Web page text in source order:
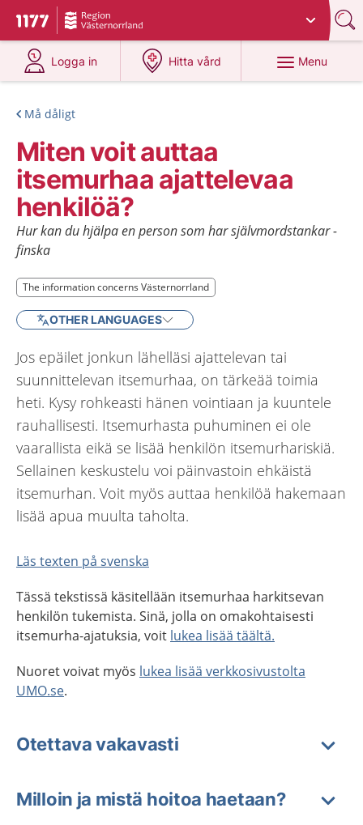
To start page for 1177
Du har valt region
Logga in
at 1177.se
Hitta vård
at 1177.se
Menu
Må dåligt
Miten voit auttaa
itsemurhaa ajattelevaa
henkilöä?
Hur kan du hjälpa en person som har självmordstankar -
finska
The information concerns Västernorrland
The information concerns Västernorrland
OTHER LANGUAGES
Jos epäilet jonkun lähelläsi ajattelevan tai
suunnittelevan itsemurhaa, on tärkeää toimia
heti. Kysy rohkeasti hänen vointiaan ja kuuntele
rauhallisesti. Itsemurhasta puhuminen ei ole
vaarallista eikä se lisää henkilön itsemurhariskiä.
Sellainen keskustelu voi päinvastoin ehkäistä
itsemurhan. Voit myös auttaa henkilöä hakemaan
lisää apua muulta taholta.
Läs texten på svenska
Tässä tekstissä käsitellään itsemurhaa harkitsevan
henkilön tukemista. Sinä, jolla on omakohtaisesti
itsemurha-ajatuksia, voit lukea lisää täältä.
Nuoret voivat myös lukea lisää verkkosivustolta
UMO.se.
Otettava vakavasti
Milloin ja mistä hoitoa haetaan?